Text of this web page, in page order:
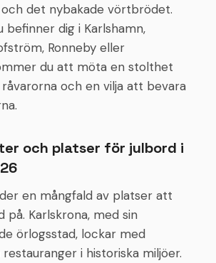
det nybakade vörtbrödet.
befinner dig i Karlshamn,
Ronneby eller
du att möta en stolthet
och en vilja att bevara
och platser för julbord i
en mångfald av platser att
på. Karlskrona, med sin
örlogsstad, lockar med
i historiska miljöer.